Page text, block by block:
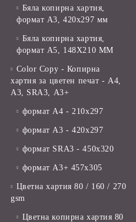
Бяла копирна хартия,
формат А3, 420x297 мм
Бяла копирна хартия,
формат А5, 148X210 ММ
Color Copy - Копирна
хартия за цветен печат - А4,
А3, SRA3, А3+
формат А4 - 210x297
формат А3 - 420x297
формат SRA3 - 450x320
формат А3+ 457x305
Цветна хартия 80 / 160 / 270
gsm
Цветна копирна хартия 80